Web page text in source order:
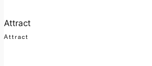
Attract
Attract